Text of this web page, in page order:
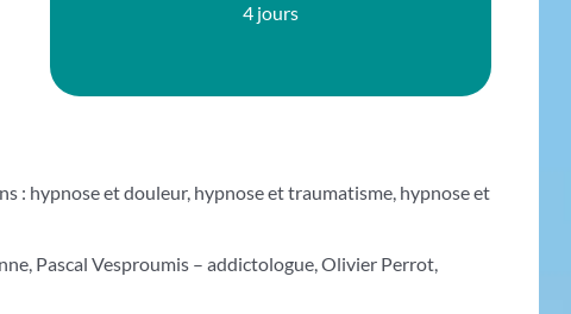
4 jours
: hypnose et douleur, hypnose et traumatisme, hypnose et
Pascal Vesproumis – addictologue, Olivier Perrot,